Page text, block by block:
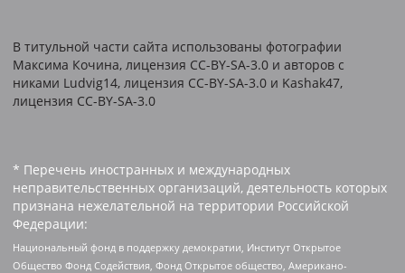
В титульной части сайта использованы фотографии
Максима Кочина, лицензия CC-BY-SA-3.0 и авторов c
никами Ludvig14, лицензия CC-BY-SA-3.0 и Kashak47,
лицензия CC-BY-SA-3.0
* Перечень иностранных и международных
неправительственных организаций, деятельность которых
признана нежелательной на территории Российской
Федерации:
Национальный фонд в поддержку демократии, Институт Открытое
Общество Фонд Содействия, Фонд Открытое общество, Американо-